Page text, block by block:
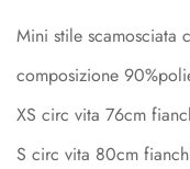
Mini stile scamosciata
composizione
XS circ vita 76cm
S circ vita 80cm